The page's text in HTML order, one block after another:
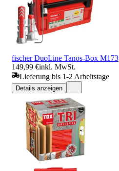
fischer DuoLine Tanos-Box M173
149,99 €inkl. MwSt.
Lieferung bis 1-2 Arbeitstage
Details anzeigen